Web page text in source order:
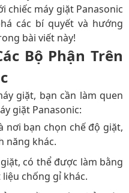
chiếc máy giặt Panasonic
các bí quyết và hướng
bài viết này!
Bộ Phận Trên
giặt, bạn cần làm quen
giặt Panasonic:
nơi bạn chọn chế độ giặt,
năng khác.
có thể được làm bằng
chống gỉ khác.